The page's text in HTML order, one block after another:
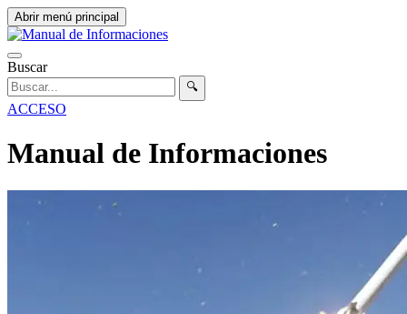
Abrir menú principal
Buscar
🔍
ACCESO
Manual de Informaciones